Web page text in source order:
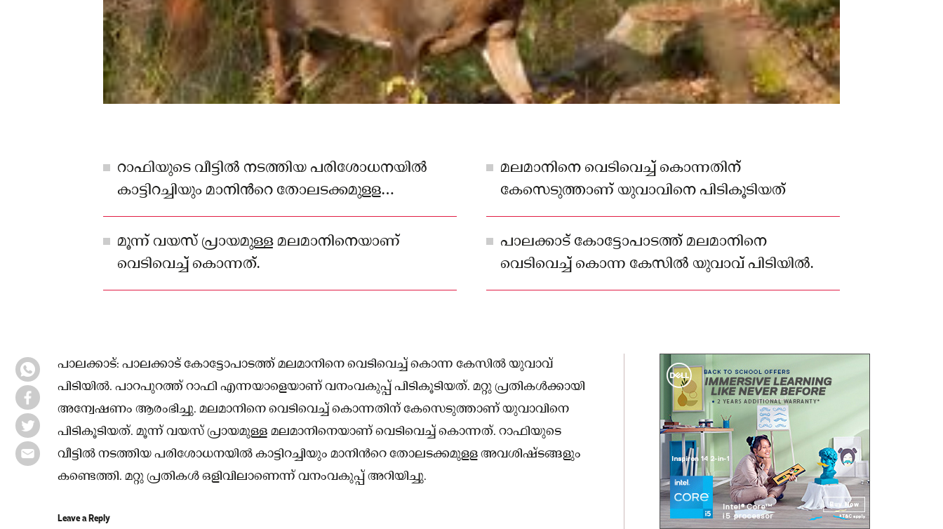
റാഫിയുടെ വീട്ടിൽ നടത്തിയ പരിശോധനയിൽ
കാട്ടിറച്ചിയും മാനിന്‍റെ തോലടക്കമുളള
അവശിഷ്ടങ്ങളും കണ്ടെത്തി. മറ്റു പ്രതികള്‍
ഒളിവിലാണെന്ന് വനംവകുപ്പ് അറിയിച്ചു
മലമാനിനെ വെടിവെച്ച് കൊന്നതിന്
കേസെടുത്താണ് യുവാവിനെ പിടികൂടിയത്
മൂന്ന് വയസ് പ്രായമുള്ള മലമാനിനെയാണ്
വെടിവെച്ച് കൊന്നത്.
പാലക്കാട് കോട്ടോപാടത്ത് മലമാനിനെ
വെടിവെച്ച് കൊന്ന കേസിൽ യുവാവ് പിടിയിൽ.
പാലക്കാട്: പാലക്കാട് കോട്ടോപാടത്ത് മലമാനിനെ വെടിവെച്ച് കൊന്ന കേസിൽ യുവാവ്
പിടിയിൽ. പാറപുറത്ത് റാഫി എന്നയാളെയാണ് വനംവകുപ്പ് പിടികൂടിയത്. മറ്റു പ്രതികള്‍ക്കായി
അന്വേഷണം ആരംഭിച്ചു. മലമാനിനെ വെടിവെച്ച് കൊന്നതിന് കേസെടുത്താണ് യുവാവിനെ
പിടികൂടിയത്. മൂന്ന് വയസ് പ്രായമുള്ള മലമാനിനെയാണ് വെടിവെച്ച് കൊന്നത്. റാഫിയുടെ
വീട്ടിൽ നടത്തിയ പരിശോധനയിൽ കാട്ടിറച്ചിയും മാനിന്‍റെ തോലടക്കമുളള അവശിഷ്ടങ്ങളും
കണ്ടെത്തി. മറ്റു പ്രതികള്‍ ഒളിവിലാണെന്ന് വനംവകുപ്പ് അറിയിച്ചു.
Leave a Reply